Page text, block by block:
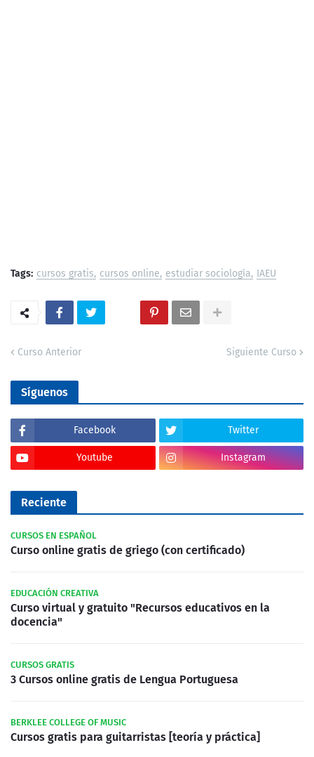
Tags: cursos gratis cursos online estudiar sociología IAEU
Curso Anterior Siguiente Curso
Síguenos
Facebook Twitter
Youtube Instagram
Reciente
CURSOS EN ESPAÑOL
Curso online gratis de griego (con certificado)
EDUCACIÓN CREATIVA
Curso virtual y gratuito "Recursos educativos en la
docencia"
CURSOS GRATIS
3 Cursos online gratis de Lengua Portuguesa
BERKLEE COLLEGE OF MUSIC
Cursos gratis para guitarristas [teoría y práctica]